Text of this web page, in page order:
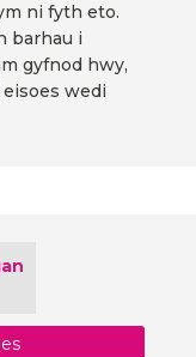
ni fyth eto.
barhau i
gyfnod hwy,
wedi